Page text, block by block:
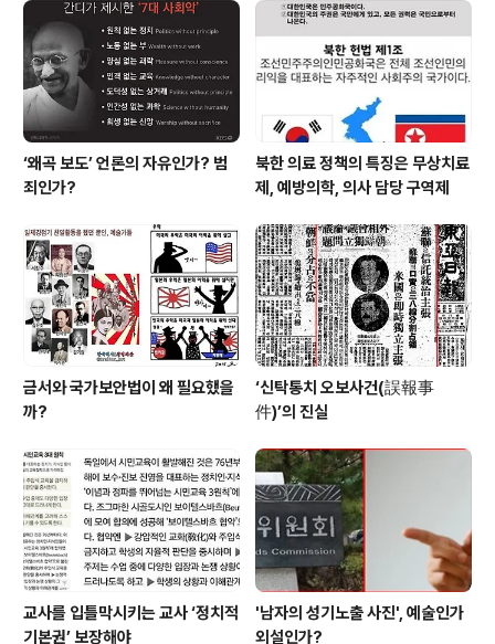
하는 이유가 무엇인가? 교육이란 태아단계에서 엄마의 체
온을 느끼고 엄마의 정서가 고스란히 전달되는 것이다. 모
유를 수유하면서 사랑과 안정감을 체득하고 좋은 ..
‘왜곡 보도’ 언론의 자유인가? 범
죄인가?
북한 의료 정책의 특징은 무상치료
제, 예방의학, 의사 담당 구역제
금서와 국가보안법이 왜 필요했을
까?
‘신탁통치 오보사건(誤報事
件)’의 진실
교사를 입틀막시키는 교사 ‘정치적
기본권’ 보장해야
'남자의 성기노출 사진', 예술인가
외설인가?